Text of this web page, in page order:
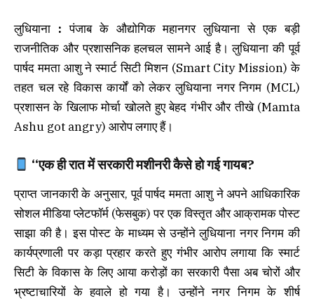
लुधियाना : पंजाब के औद्योगिक महानगर लुधियाना से एक बड़ी
राजनीतिक और प्रशासनिक हलचल सामने आई है। लुधियाना की पूर्व
पार्षद ममता आशु ने स्मार्ट सिटी मिशन (Smart City Mission) के
तहत चल रहे विकास कार्यों को लेकर लुधियाना नगर निगम (MCL)
प्रशासन के खिलाफ मोर्चा खोलते हुए बेहद गंभीर और तीखे (Mamta
Ashu got angry) आरोप लगाए हैं।
“एक ही रात में सरकारी मशीनरी कैसे हो गई गायब?
प्राप्त जानकारी के अनुसार, पूर्व पार्षद ममता आशु ने अपने आधिकारिक
सोशल मीडिया प्लेटफॉर्म (फेसबुक) पर एक विस्तृत और आक्रामक पोस्ट
साझा की है। इस पोस्ट के माध्यम से उन्होंने लुधियाना नगर निगम की
कार्यप्रणाली पर कड़ा प्रहार करते हुए गंभीर आरोप लगाया कि स्मार्ट
सिटी के विकास के लिए आया करोड़ों का सरकारी पैसा अब चोरों और
भ्रष्टाचारियों के हवाले हो गया है। उन्होंने नगर निगम के शीर्ष